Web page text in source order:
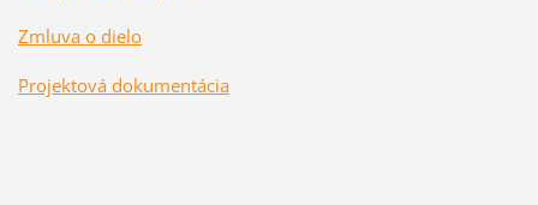
Zmluva o dielo
Projektová dokumentácia